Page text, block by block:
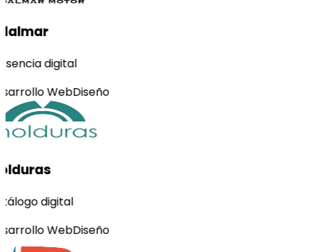
digital
WebDiseño
digital
WebDiseño